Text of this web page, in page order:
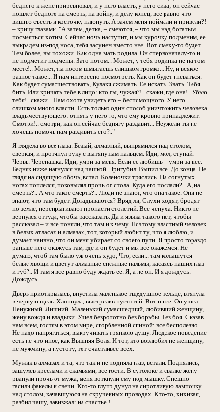
бедного к жене приревновал, и у него власть, у него сила; он сейчас
пошлет бедного на смерть, на войну, и делу конец, все равно что
вишню съесть и косточку плюнуть. А зачем меня поймали и привели?!
– кричу глазами. "А затем, детка, – смеются, – что мы над богатым
посмеяться хотим. Сейчас ночь наступит, и мы курочку подменим, ее
выкрадем из-под носа, тебя засунем вместо нее. Вот смеху-то будет.
Тем более, вы похожи. Как одна мать родила. Он спервоначалу-то и
не подметит подмены. Зато потом... Может, у тебя родинка не на том
месте!.. Может, ты носом шмыгаешь слишком громко... Ну, и всякое
разное такое... И нам интересно посмотреть. Как он будет гневаться.
Как будет сумасшествовать, Кулаки сжимать. Ее искать. Звать. Тебя
бить. Или кричать тебе в лицо: кто ты, чужая?!.. скажи, где она!.. Убью
тебя!.. скажи... Нам охота увидеть его – беспомощного. У него
слишком много власти. Есть только один способ уничтожить человека
владычествующего: отнять у него то, что ему кровно принадлежит.
Смотри!.. смотри, как он сейчас беднягу раздавит... Неужели ты не
хочешь помочь нам раздавить его?.."
Я глядела во все глаза. Белый, алмазный, выпрямился над столом,
сверкая, и протянул руку с вытянутым пальцем. Иди, мол, ступай.
Червь. Черепашка. Иди, умри за меня. Если ее любишь – умри за нее.
Бедняк ниже нагнулся над чашкой. Пригубил. Выпил все. До конца. Не
глядя на сидящую обочь, встал. Коленочки тряслись. На согнутых
ногах поплелся, поковылял прочь от стола. Куда его послали?.. А, на
смерть?.. А что такое смерть?.. Люди не знают, что она такое. Они не
знают, что там будет. Догадываются? Вряд ли, Слухи ходят, бродят
по земле, перепрыгивают пропасти столетий. Все чепуха. Никто не
вернулся оттуда, чтобы рассказать. Да и языка такого нет, чтобы
рассказал – и все поняли, что там и к чему. Поэтому властный человек
в белых атласах и алмазах, тот, который любит ту, что я люблю, и
думает наивно, что он меня убирает со своего пути. Я просто гораздо
раньше него окажусь там, где и он будет и мы все окажемся. Не
думаю, чтоб там было уж очень худо, Что, если... там колышутся
белые хвощи и цветут алмазные снежные пальмы, касаясь наших глаз
и губ?.. И там я все равно буду ждать ее. Я, а не он. И я дождусь.
Дождусь.
Дверь приоткрылась, впустила маленькое тщедушное тельце, втянула
в черную щель. Хлопнула, выстрелив пустотой. Вот и все. Он ушел.
Ненужный. Лишний. Маленький сумасшедший, любивший женщину,
жену вождя и владыки. Ушел безропотно без борьбы. Без боя. Сказав
нам всем, гостям в этом мире, сгорбленной спиной: все бесполезно.
Не надо напрягаться, выкручивать тряпкою душу. Людское поведение
есть не что иное, как Вышняя Воля. И тот, кто возлюбил не женщину,
не мужчину, а пустоту, тот счастливее всех.
Мужик в алмазах и та, что так и не подняла глаз, встали. Поднялись,
зашумев креслами и скамьями, все гости. В сутолоке и свалке жену
рванули прочь от мужа, меня воткнули ему под мышку. Спешно
гасили факелы и свечи. Кто-то глупо дунул на сиротливую лампочку
над столом, качавшуюся на скрученных проводах. Кто-то, хихикая,
разбил чашу, завизжал: на счастье !..